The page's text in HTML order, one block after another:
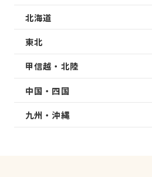
北海道
東北
甲信越・北陸
中国・四国
九州・沖縄